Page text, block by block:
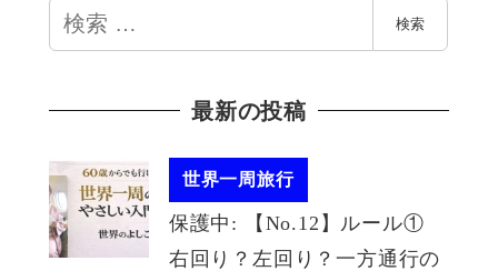
検
索
検索
最新の投稿
世界一周旅行
保護中: 【No.12】ルール①
右回り？左回り？一方通行の